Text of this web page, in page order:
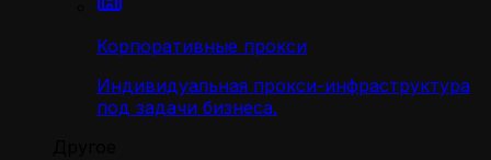
Корпоративные прокси
Индивидуальная прокси-инфраструктура
под задачи бизнеса.